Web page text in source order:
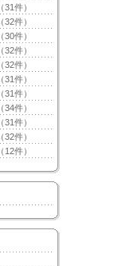
（31件）
（32件）
（30件）
（32件）
（32件）
（31件）
（31件）
（34件）
（31件）
（32件）
（12件）